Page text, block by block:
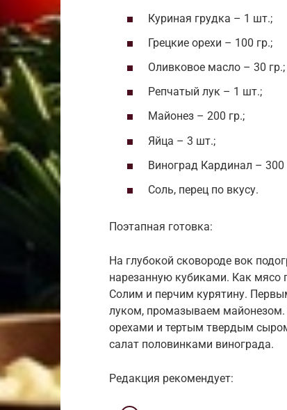
Куриная грудка – 1 шт.;
Грецкие орехи – 100 гр.;
Оливковое масло – 30 гр.;
Репчатый лук – 1 шт.;
Майонез – 200 гр.;
Яйца – 3 шт.;
Виноград Кардинал – 300
Соль, перец по вкусу.
Поэтапная готовка:
На глубокой сковороде вок
нарезанную кубиками. Как мясо
Солим и перчим курятину.
луком, промазываем
орехами и тертым твердым
салат половинками винограда.
Редакция рекомендует: